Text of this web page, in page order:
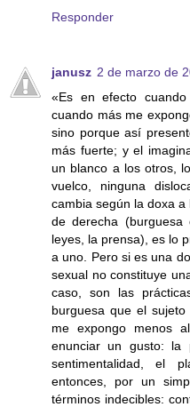
Responder
janusz 2 de marzo de
«Es en efecto
cuando más me
sino porque así
más fuerte; y el
un blanco a los otros,
vuelco, ninguna
cambia según la doxa
de derecha (burguesa
leyes, la prensa), es lo
a uno. Pero si es una
sexual no constituye
caso, son las
burguesa que el
me expongo menos
enunciar un gusto: la
sentimentalidad, el
entonces, por un
términos indecibles: